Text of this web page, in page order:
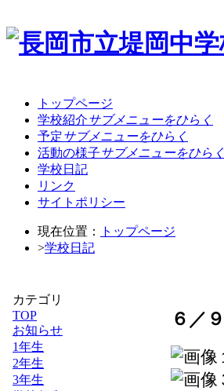
トップページ
学校紹介サブメニューをひらく
予定サブメニューをひらく
活動の様子サブメニューをひらく
学校日記
リンク
サイトポリシー
現在位置：
トップページ
>学校日記